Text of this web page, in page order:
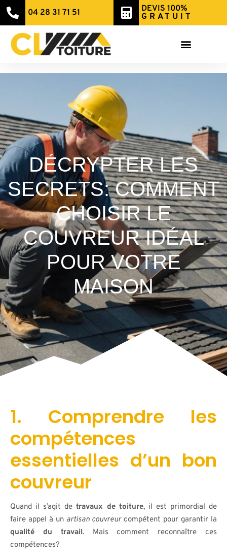
DÉCRYPTER LES
SECRETS: COMMENT
CHOISIR LE
COUVREUR IDÉAL
POUR VOTRE
MAISON
1. Comprendre les
compétences
essentielles d’un bon
couvreur
Quand il s’agit detravaux de toiture, il est primordial de
faire appel à un artisan couvreurcompétent pour garantir la
qualité du travail. Mais comment reconnaître ces
compétences?
04 28 31 71 51
DEVIS 100%
GRATUIT